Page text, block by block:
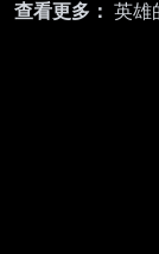
查看更多： 英雄